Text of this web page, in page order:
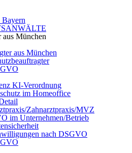
aus München
KI-Verordnung
im Homeoffice
Zahnarztpraxis/MVZ
im Unternehmen/Betrieb
nach DSGVO